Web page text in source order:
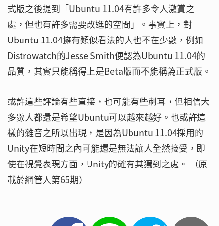
式版之後提到「Ubuntu 11.04有許多令人激賞之
處，但也有許多需要改進的空間」。事實上，對
Ubuntu 11.04擁有類似看法的人也不在少數，例如
Distrowatch的Jesse Smith便認為Ubuntu 11.04的
品質，其實只能稱得上是Beta版而不能稱為正式版。
或許這些評論有些直接，也可能有些刺耳，但相信大
多數人都還是希望Ubuntu可以越來越好。也或許這
樣的雜音之所以出現，是因為Ubuntu 11.04採用的
Unity在短時間之內可能還是無法讓人全然接受，即
使在視覺表現方面，Unity的確有其獨到之處。 （原
載於網管人第65期）